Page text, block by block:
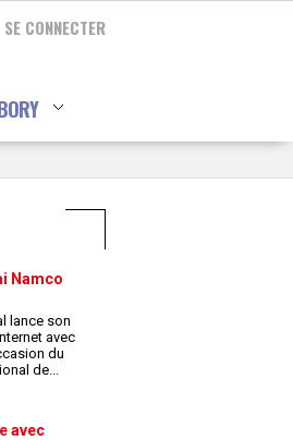
SE CONNECTER
Namco
lance son
avec
du
de...
avec